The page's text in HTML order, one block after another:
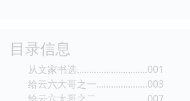
目录信息
从文家书选.............................001
给云六大哥之一.....................003